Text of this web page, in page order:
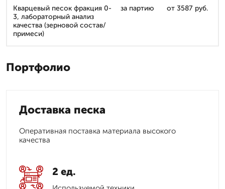
Кварцевый песок фракция 0-
3, лабораторный анализ
качества (зерновой состав/
примеси)
за партию от 3587 руб.
Портфолио
Доставка песка
Оперативная поставка материала высокого
качества
2 ед.